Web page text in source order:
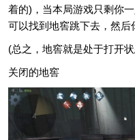
着的)，当本局游戏只剩你
可以找到地窖跳下去，然后
(总之，地窖就是处于打开
关闭的地窖